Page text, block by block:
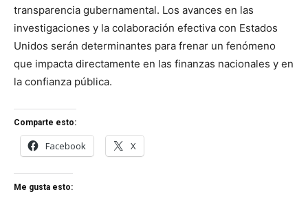
transparencia gubernamental. Los avances en las
investigaciones y la colaboración efectiva con Estados
Unidos serán determinantes para frenar un fenómeno
que impacta directamente en las finanzas nacionales y en
la confianza pública.
Comparte esto:
Facebook X
Me gusta esto: